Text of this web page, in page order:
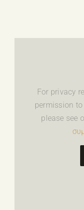
For privacy
permission
please see